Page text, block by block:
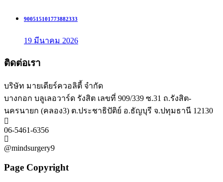
900515101773882333
19 มีนาคม 2026
ติดต่อเรา
บริษัท มายเดียร์ควอลิตี้ จํากัด
บางกอก บลูเลอวาร์ด รังสิต เลขที่ 909/339 ซ.31 ถ.รังสิต-
นครนายก (คลอง3) ต.ประชาธิปัติย์ อ.ธัญบุรี จ.ปทุมธานี 12130
06-5461-6356
@mindsurgery9
Page Copyright